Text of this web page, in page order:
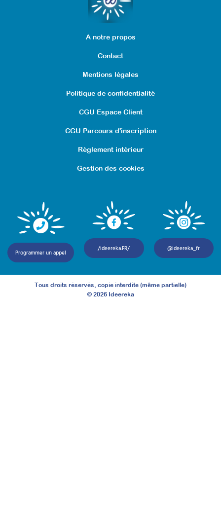
A notre propos
Contact
Mentions légales
Politique de confidentialité
CGU Espace Client
CGU Parcours d'inscription
Règlement intérieur
Gestion des cookies
Programmer un appel
/ideereka.FR/ @ideereka_fr
Tous droits réservés, copie interdite (même partielle)
© 2026Ideereka